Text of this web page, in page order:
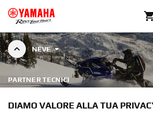
NEVE
PARTNER TECNICI